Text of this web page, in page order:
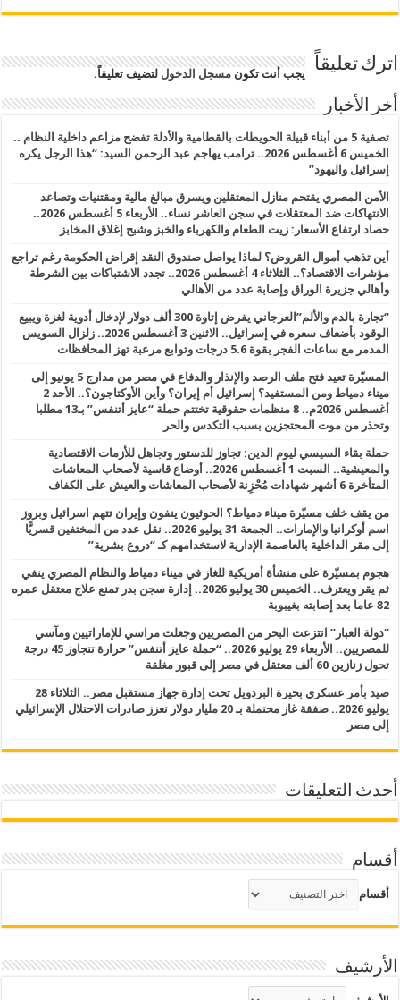
اترك تعليقاً يجب أنت تكونمسجل الدخول لتضيف تعليقاً.
أخر الأخبار
تصفية 5 من أبناء قبيلة الحويطات بالقطامية والأدلة تفضح مزاعم داخلية النظام ..
الخميس 6 أغسطس 2026.. ترامب يهاجم عبد الرحمن السيد: “هذا الرجل يكره
إسرائيل واليهود”
الأمن المصري يقتحم منازل المعتقلين ويسرق مبالغ مالية ومقتنيات وتصاعد
الانتهاكات ضد المعتقلات في سجن العاشر نساء.. الأربعاء 5 أغسطس 2026..
حصاد ارتفاع الأسعار: زيت الطعام والكهرباء والخبز وشبح إغلاق المخابز
أين تذهب أموال القروض؟ لماذا يواصل صندوق النقد إقراض الحكومة رغم تراجع
مؤشرات الاقتصاد؟.. الثلاثاء 4 أغسطس 2026.. تجدد الاشتباكات بين الشرطة
وأهالي جزيرة الوراق وإصابة عدد من الأهالي
“تجارة بالدم والألم”العرجاني يفرض إتاوة 300 ألف دولار لإدخال أدوية لغزة ويبيع
الوقود بأضعاف سعره في إسرائيل.. الاثنين 3 أغسطس 2026.. زلزال السويس
المدمر مع ساعات الفجر بقوة 5.6 درجات وتوابع مرعبة تهز المحافظات
المسيّرة تعيد فتح ملف الرصد والإنذار والدفاع في مصر من مدارج 5 يونيو إلى
ميناء دمياط ومن المستفيد؟ إسرائيل أم إيران؟ وأين الأوكتاجون؟.. الأحد 2
أغسطس 2026م.. 8 منظمات حقوقية تختتم حملة “عايز أتنفس” بـ13 مطلبا
وتحذر من موت المحتجزين بسبب التكدس والحر
حملة بقاء السيسي ليوم الدين: تجاوز للدستور وتجاهل للأزمات الاقتصادية
والمعيشية.. السبت 1 أغسطس 2026.. أوضاع قاسية لأصحاب المعاشات
المتأخرة 6 أشهر شهادات مُحْزِنة لأصحاب المعاشات والعيش على الكفاف
من يقف خلف مسيّرة ميناء دمياط؟ الحوثيون ينفون وإيران تتهم اسرائيل وبروز
اسم أوكرانيا والإمارات.. الجمعة 31 يوليو 2026.. نقل عدد من المختفين قسريًّا
إلى مقر الداخلية بالعاصمة الإدارية لاستخدامهم كـ “دروع بشرية”
هجوم بمسيّرة على منشأة أمريكية للغاز في ميناء دمياط والنظام المصري ينفي
ثم يقر ويعترف.. الخميس 30 يوليو 2026.. إدارة سجن بدر تمنع علاج معتقل عمره
82 عاما بعد إصابته بغيبوبة
“دولة العبار” انتزعت البحر من المصريين وجعلت مراسي للإماراتيين ومآسي
للمصريين.. الأربعاء 29 يوليو 2026.. “حملة عايز أتنفس” حرارة تتجاوز 45 درجة
تحول زنازين 60 ألف معتقل في مصر إلى قبور مغلقة
صيد بأمر عسكري بحيرة البردويل تحت إدارة جهاز مستقبل مصر.. الثلاثاء 28
يوليو 2026.. صفقة غاز محتملة بـ 20 مليار دولار تعزز صادرات الاحتلال الإسرائيلي
إلى مصر
أحدث التعليقات
أقسام
أقسام
الأرشيف